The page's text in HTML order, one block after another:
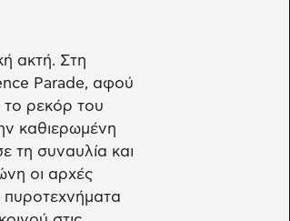
ακτή. Στη
Parade, αφού
το ρεκόρ του
καθιερωμένη
τη συναυλία και
οι αρχές
πυροτεχνήματα